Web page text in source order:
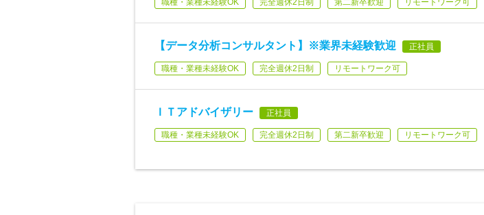
職種・業種未経験OK 完全週休2日制 第二新卒歓迎 リモートワーク可
【データ分析コンサルタント】※業界未経験歓迎 正社員
職種・業種未経験OK 完全週休2日制 リモートワーク可
ＩＴアドバイザリー 正社員
職種・業種未経験OK 完全週休2日制 第二新卒歓迎 リモートワーク可